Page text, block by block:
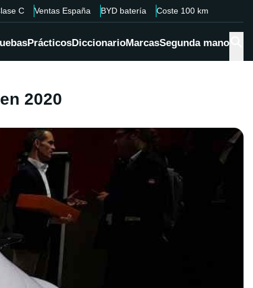
C Ventas España BYD batería Coste 100 km
PrácticosDiccionarioMarcasSegunda mano
2020